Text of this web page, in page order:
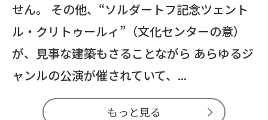
せん。 その他、“ソルダートフ記念ツェント
ル・クリトゥールィ”（文化センターの意）
が、見事な建築もさることながら あらゆるジ
ャンルの公演が催されていて、...
もっと見る